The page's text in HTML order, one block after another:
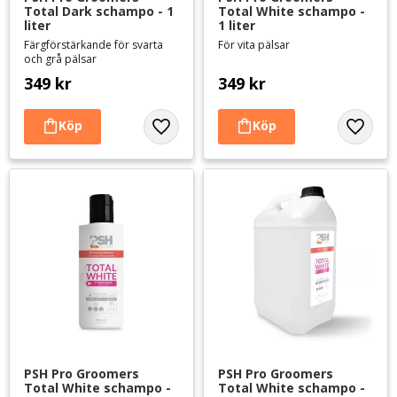
Total Dark schampo - 1
liter
Färgförstärkande för svarta
och grå pälsar
349 kr
Lägg till i favoriter
Total White schampo -
1 liter
För vita pälsar
349 kr
Lägg
PSH Pro Groomers
Total White schampo -
PSH Pro Groomers
Total White schampo -